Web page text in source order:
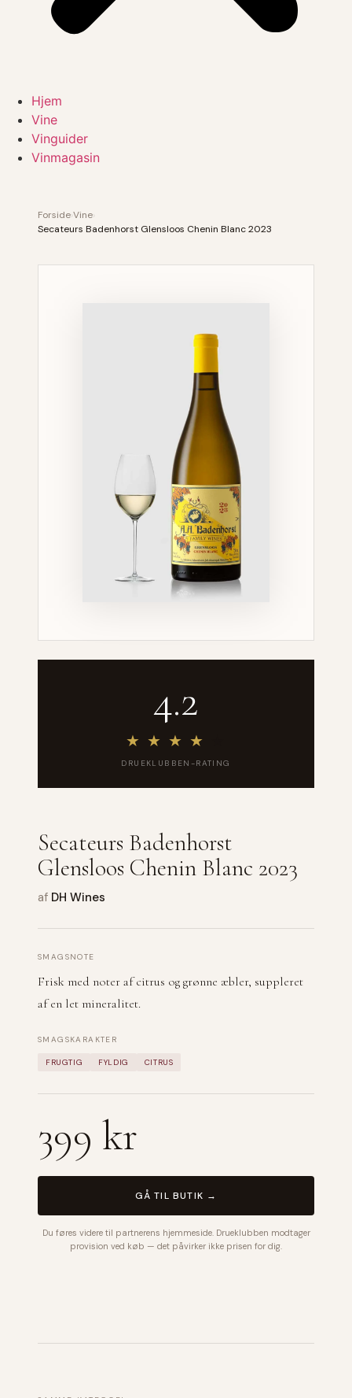
Hjem
Vine
Vinguider
Vinmagasin
ForsideVine
Secateurs Badenhorst Glensloos Chenin Blanc 2023
4.2
★ ★ ★ ★
DRUEKLUBBEN-RATING
Secateurs Badenhorst
Glensloos Chenin Blanc 2023
af DH Wines
SMAGSNOTE
Frisk med noter af citrus og grønne æbler, suppleret
af en let mineralitet.
SMAGSKARAKTER
FRUGTIG FYLDIG CITRUS
399 kr
GÅ TIL BUTIK →
Du føres videre til partnerens hjemmeside. Drueklubben modtager
provision ved køb — det påvirker ikke prisen for dig.